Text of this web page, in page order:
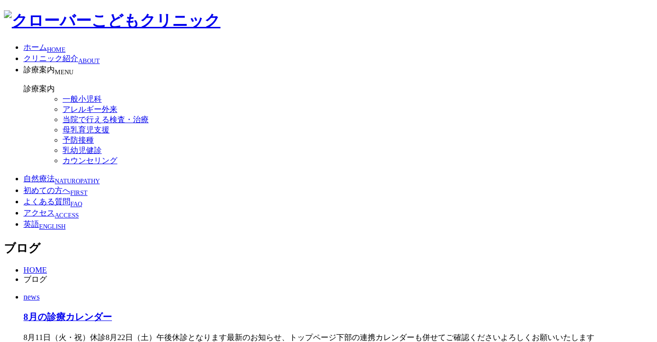
ホームHOME
クリニック紹介ABOUT
診療案内MENU
診療案内
一般小児科
アレルギー外来
当院で行える検査・治療
母乳育児支援
予防接種
乳幼児健診
カウンセリング
自然療法NATUROPATHY
初めての方へFIRST
よくある質問FAQ
アクセスACCESS
英語ENGLISH
ブログ
HOME
ブログ
news
8月の診療カレンダー
8月11日（火・祝）休診8月22日（土）午後休診となります最新のお知らせ、トップページ下部の連携カレンダーも併せてご確認くださいよろしくお願いいたします